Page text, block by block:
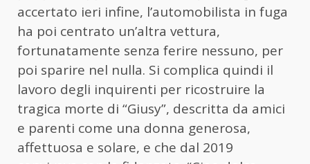
accertato ieri infine, l’automobilista in fuga
ha poi centrato un’altra vettura,
fortunatamente senza ferire nessuno, per
poi sparire nel nulla. Si complica quindi il
lavoro degli inquirenti per ricostruire la
tragica morte di “Giusy”, descritta da amici
e parenti come una donna generosa,
affettuosa e solare, e che dal 2019